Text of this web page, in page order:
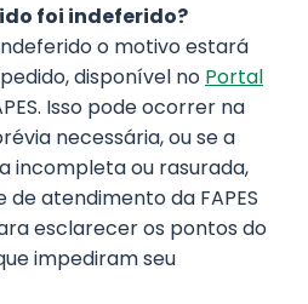
foi indeferido?
o motivo estará
disponível no Portal
Isso pode ocorrer na
necessária, ou se a
incompleta ou rasurada,
de atendimento da FAPES
esclarecer os pontos do
impediram seu